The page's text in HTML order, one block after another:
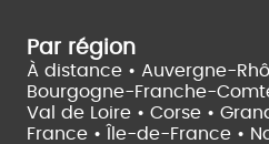
Par région
À distance • Auvergne-
Bourgogne-Franche-
Val de Loire • Corse •
France •
Île-de-France •